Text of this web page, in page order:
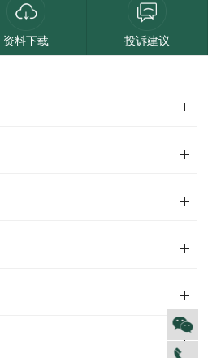
资料下载 投诉建议